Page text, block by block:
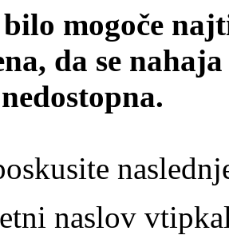
mogoče
da se
naslov